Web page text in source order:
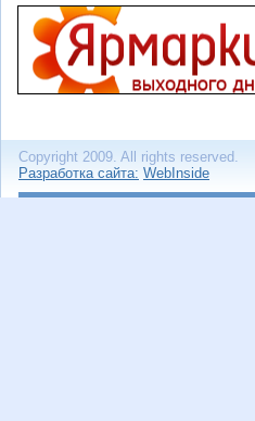
Copyright 2009. All rights reserved.
Разработка сайта: WebInside